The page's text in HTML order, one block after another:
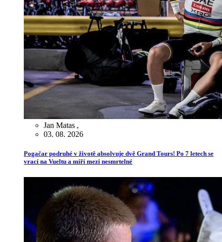
Jan Matas ,
03. 08. 2026
Pogačar podruhé v životě absolvuje dvě Grand Tours! Po 7 letech se
vrací na Vueltu a míří mezi nesmrtelné